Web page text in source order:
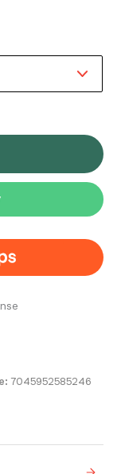
på
gi mer grep på
7045952585246